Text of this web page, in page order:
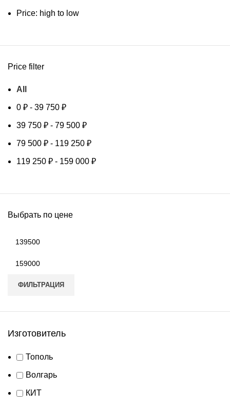
Price: high to low
Price filter
All
0 ₽ - 39 750 ₽
39 750 ₽ - 79 500 ₽
79 500 ₽ - 119 250 ₽
119 250 ₽ - 159 000 ₽
Выбрать по цене
ФИЛЬТРАЦИЯ
Изготовитель
Тополь
Волгарь
КИТ